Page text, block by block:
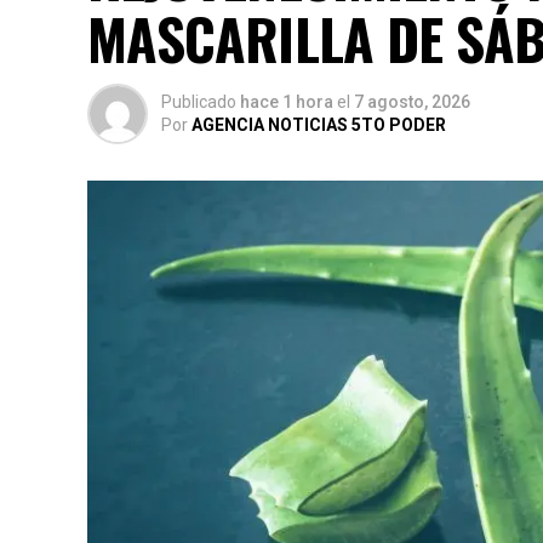
MASCARILLA DE
Publicado hace 1 hora el 7 agosto, 2026
PorAGENCIA NOTICIAS 5TO PODER